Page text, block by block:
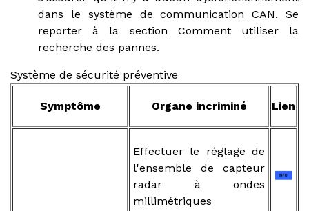
dans le système de communication CAN. Se
reporter à la section Comment utiliser la
recherche des pannes.
Système de sécurité préventive
Symptôme Organe incriminé Lien
Effectuer le réglage de
l'ensemble de capteur
radar à ondes
millimétriques